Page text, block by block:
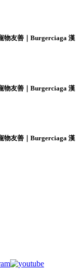
物友善｜Burgerciaga 漢
物友善｜Burgerciaga 漢
物友善｜Burgerciaga 漢